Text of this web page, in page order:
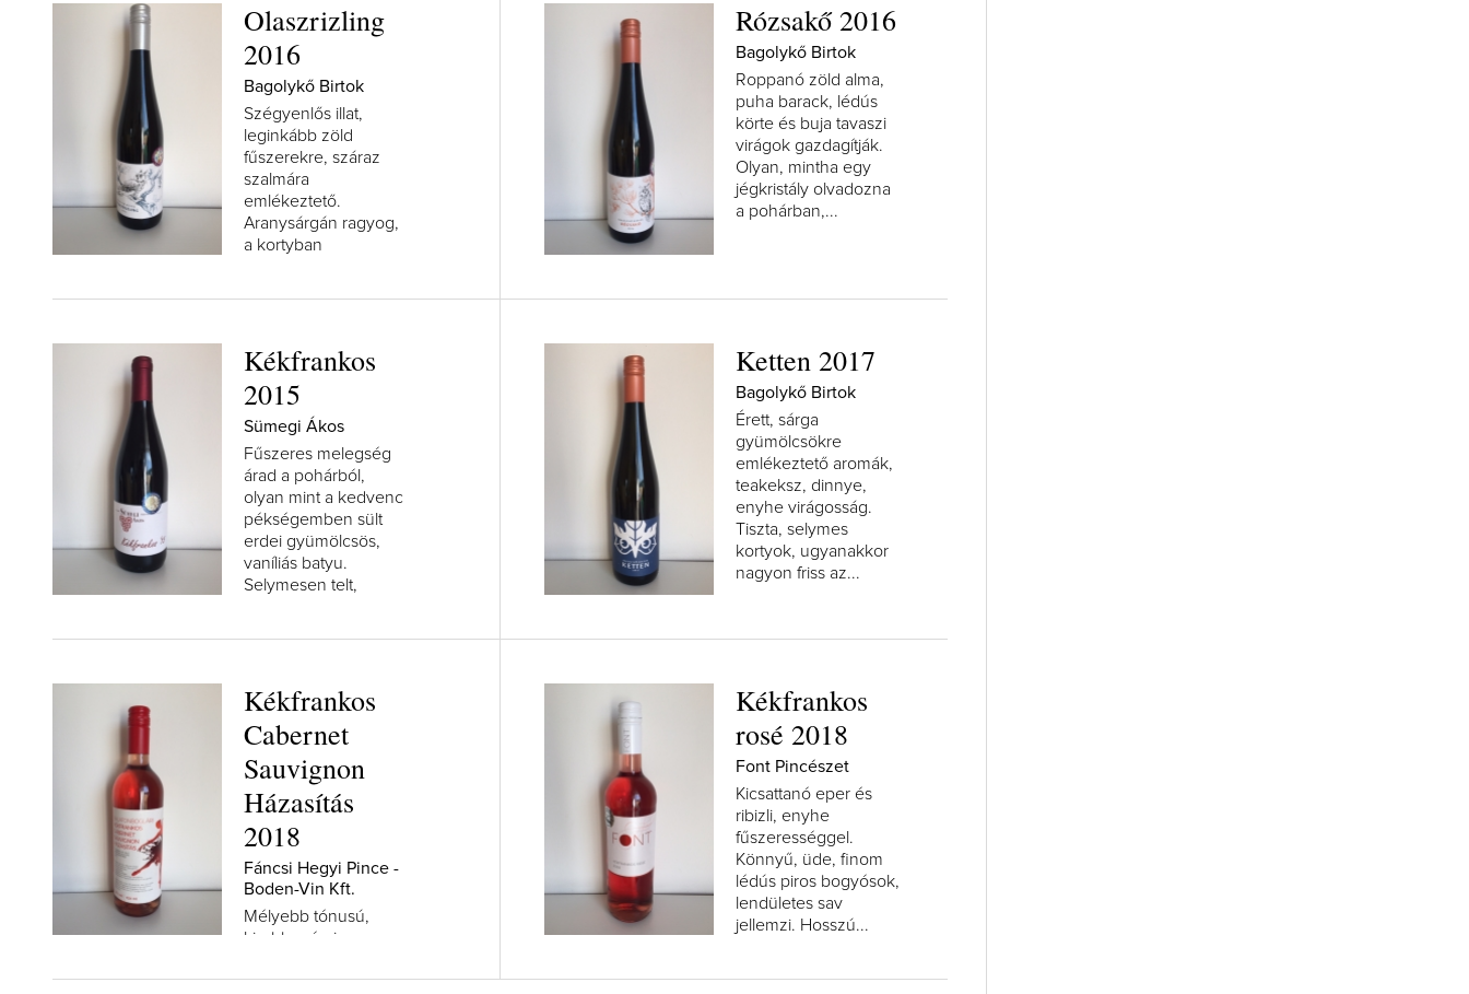
Olaszrizling
2016
Bagolykő Birtok
Szégyenlős illat,
leginkább zöld
fűszerekre, száraz
szalmára
emlékeztető.
Aranysárgán ragyog,
a kortyban
Rózsakő 2016
Bagolykő Birtok
Roppanó zöld alma,
puha barack, lédús
körte és buja tavaszi
virágok gazdagítják.
Olyan, mintha egy
jégkristály olvadozna
a pohárban,...
Kékfrankos
2015
Sümegi Ákos
Fűszeres melegség
árad a pohárból,
olyan mint a kedvenc
pékségemben sült
erdei gyümölcsös,
vaníliás batyu.
Selymesen telt,
Ketten 2017
Bagolykő Birtok
Érett, sárga
gyümölcsökre
emlékeztető aromák,
teakeksz, dinnye,
enyhe virágosság.
Tiszta, selymes
kortyok, ugyanakkor
nagyon friss az...
Kékfrankos
Cabernet
Sauvignon
Házasítás
2018
Fáncsi Hegyi Pince -
Boden-Vin Kft.
Mélyebb tónusú,
kirobbanó piros
csak úgy itatja magát.
Kékfrankos
rosé 2018
Font Pincészet
Kicsattanó eper és
ribizli, enyhe
fűszerességgel.
Könnyű, üde, finom
lédús piros bogyósok,
lendületes sav
jellemzi. Hosszú...